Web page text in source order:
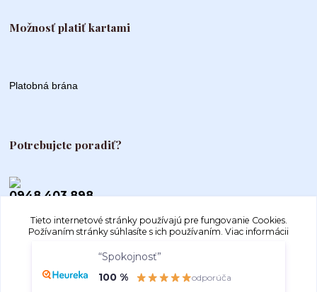
Možnosť platiť kartami
Platobná brána
Potrebujete poradiť?
0948 403 898
info@autogood.sk
Tieto internetové stránky používajú pre fungovanie Cookies.
Požívaním stránky súhlasíte s ich používaním. Viac informácii
Nastavenia Súhlasím
“Spokojnosť”
100 %
odporúča